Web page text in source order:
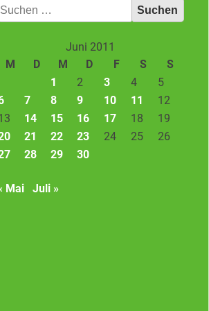
Juni 2011
M
D M D F S
S
1
2 3 4
5
7 8 9 10 11
12
14 15 16 17 18
19
21 22 23 24 25
26
28 29 30
Mai Juli »